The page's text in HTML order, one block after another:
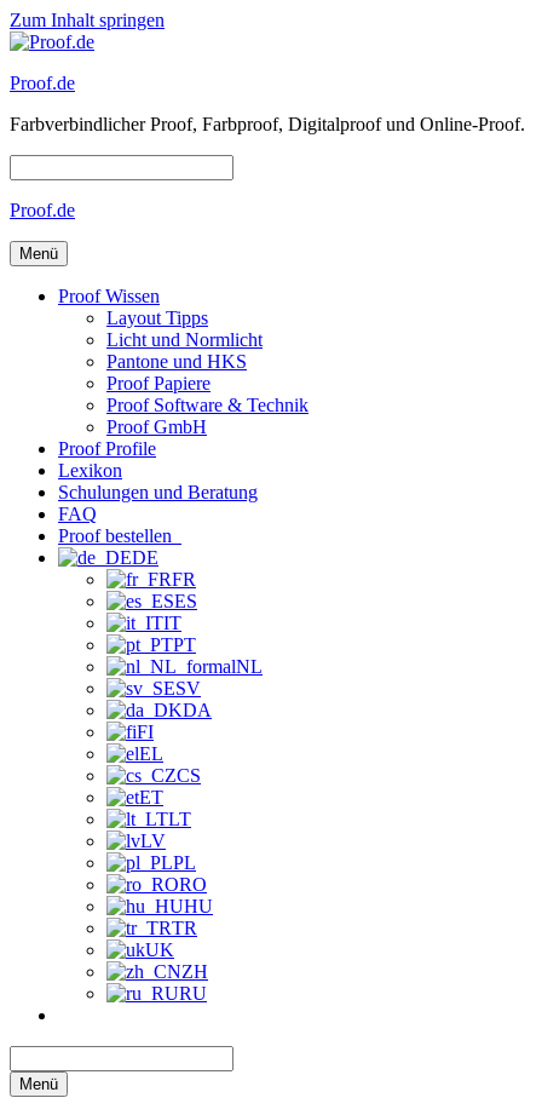
Zum Inhalt springen
Proof.de
Farbverbindlicher Proof, Farbproof, Digitalproof und Online-Proof.
Proof.de
Menü
Proof Wissen
Layout Tipps
Licht und Normlicht
Pantone und HKS
Proof Papiere
Proof Software & Technik
Proof GmbH
Proof Profile
Lexikon
Schulungen und Beratung
FAQ
Proof bestellen
DE
FR
ES
IT
PT
NL
SV
DA
FI
EL
CS
ET
LT
LV
PL
RO
HU
TR
UK
ZH
RU
Menü